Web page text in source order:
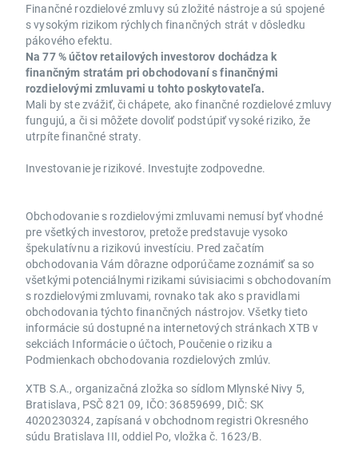
Finančné rozdielové zmluvy sú zložité nástroje a sú spojené
s vysokým rizikom rýchlych finančných strát v dôsledku
pákového efektu.
Na 77 % účtov retailových investorov dochádza k
finančným stratám pri obchodovaní s finančnými
rozdielovými zmluvami u tohto poskytovateľa.
Mali by ste zvážiť, či chápete, ako finančné rozdielové zmluvy
fungujú, a či si môžete dovoliť podstúpiť vysoké riziko, že
utrpíte finančné straty.
Investovanie je rizikové. Investujte zodpovedne.
Obchodovanie s rozdielovými zmluvami nemusí byť vhodné
pre všetkých investorov, pretože predstavuje vysoko
špekulatívnu a rizikovú investíciu. Pred začatím
obchodovania Vám dôrazne odporúčame zoznámiť sa so
všetkými potenciálnymi rizikami súvisiacimi s obchodovaním
s rozdielovými zmluvami, rovnako tak ako s pravidlami
obchodovania týchto finančných nástrojov. Všetky tieto
informácie sú dostupné na internetových stránkach XTB v
sekciách Informácie o účtoch, Poučenie o riziku a
Podmienkach obchodovania rozdielových zmlúv.
XTB S.A., organizačná zložka so sídlom Mlynské Nivy 5,
Bratislava, PSČ 821 09, IČO: 36859699, DIČ: SK
4020230324, zapísaná v obchodnom registri Okresného
súdu Bratislava III, oddiel Po, vložka č. 1623/B.